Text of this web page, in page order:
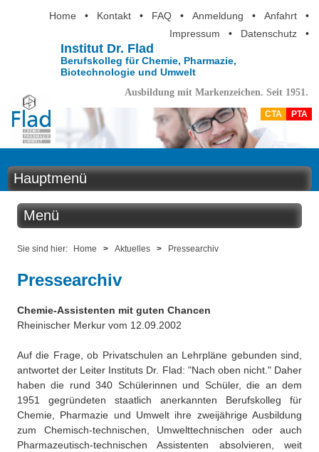
Home • Kontakt • FAQ • Anmeldung • Anfahrt
•
Impressum
• Datenschutz •
Institut Dr. Flad
Berufskolleg für Chemie, Pharmazie,
Biotechnologie und Umwelt
Ausbildung mit Markenzeichen. Seit 1951.
CTA PTA
Hauptmenü
Home
Über uns
Besonderheiten
Projekte
Eduthek
Menü
Aktuelles
Benzolring online
Der Institutskalender
Preisrätsel
Unsere Linktipps
Pressearchiv
Sie sind hier: Home > Aktuelles > Pressearchiv
Pressearchiv
Chemie-Assistenten mit guten Chancen
Rheinischer Merkur vom 12.09.2002
Auf die Frage, ob Privatschulen an Lehrpläne gebunden sind,
antwortet der Leiter Instituts Dr. Flad: "Nach oben nicht." Daher
haben die rund 340 Schülerinnen und Schüler, die an dem
1951 gegründeten staatlich anerkannten Berufskolleg für
Chemie, Pharmazie und Umwelt ihre zweijährige Ausbildung
zum Chemisch-technischen, Umwelttechnischen oder auch
Pharmazeutisch-technischen Assistenten absolvieren, weit